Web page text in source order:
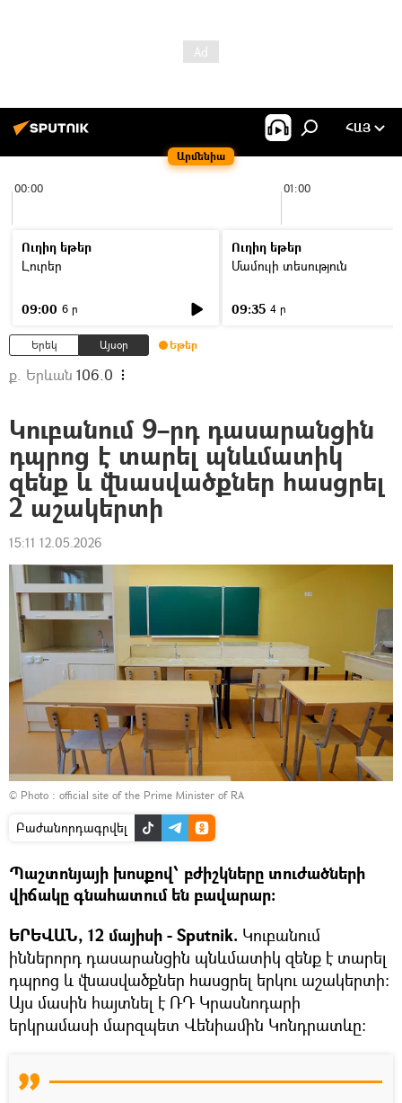
Արմենիա
ՀԱՅ
00:00 01:00
Ուղիղ եթեր
Լուրեր
09:00 6 ր
Ուղիղ եթեր
Մամուլի տեսություն
09:35 4 ր
Երեկ Այսօր Եթեր
ք. Երևան 106.0
Կուբանում 9–րդ դասարանցին
դպրոց է տարել պնևմատիկ
զենք և վնասվածքներ հասցրել
2 աշակերտի
15:11 12.05.2026
© Photo : official site of the Prime Minister of RA
Բաժանորդագրվել
Պաշտոնյայի խոսքով՝ բժիշկները տուժածների
վիճակը գնահատում են բավարար։
ԵՐԵՎԱՆ, 12 մայիսի - Sputnik. Կուբանում
իններորդ դասարանցին պնևմատիկ զենք է տարել
դպրոց և վնասվածքներ հասցրել երկու աշակերտի։
Այս մասին հայտնել է ՌԴ Կրասնոդարի
երկրամասի մարզպետ Վենիամին Կոնդրատևը: